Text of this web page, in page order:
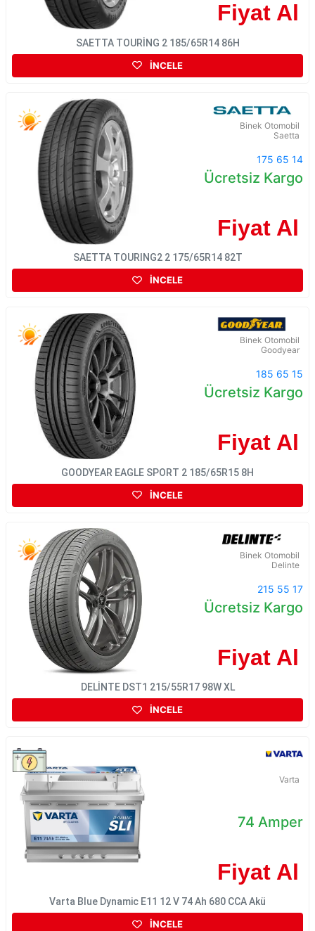
Fiyat Al
SAETTA TOURİNG 2 185/65R14 86H
İNCELE
Binek Otomobil
Saetta
175 65 14
Ücretsiz Kargo
Fiyat Al
SAETTA TOURING2 2 175/65R14 82T
İNCELE
Binek Otomobil
Goodyear
185 65 15
Ücretsiz Kargo
Fiyat Al
GOODYEAR EAGLE SPORT 2 185/65R15 8H
İNCELE
Binek Otomobil
Delinte
215 55 17
Ücretsiz Kargo
Fiyat Al
DELİNTE DST1 215/55R17 98W XL
İNCELE
Varta
74 Amper
Fiyat Al
Varta Blue Dynamic E11 12 V 74 Ah 680 CCA Akü
İNCELE